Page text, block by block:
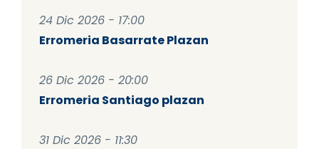
24 Dic 2026 - 17:00
Erromeria Basarrate Plazan
26 Dic 2026 - 20:00
Erromeria Santiago plazan
31 Dic 2026 - 11:30